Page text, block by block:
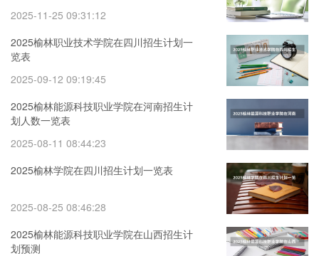
2025-11-25 09:31:12
2025榆林职业技术学院在四川招生计划一
览表
2025-09-12 09:19:45
2025榆林能源科技职业学院在河南招生计
划人数一览表
2025-08-11 08:44:23
2025榆林学院在四川招生计划一览表
2025-08-25 08:46:28
2025榆林能源科技职业学院在山西招生计
划预测